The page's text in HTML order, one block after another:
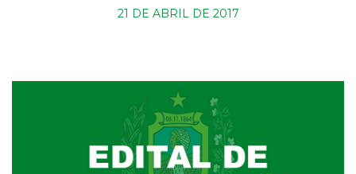
21 DE ABRIL DE 2017